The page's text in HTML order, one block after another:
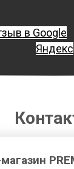
в Google
Яндекс